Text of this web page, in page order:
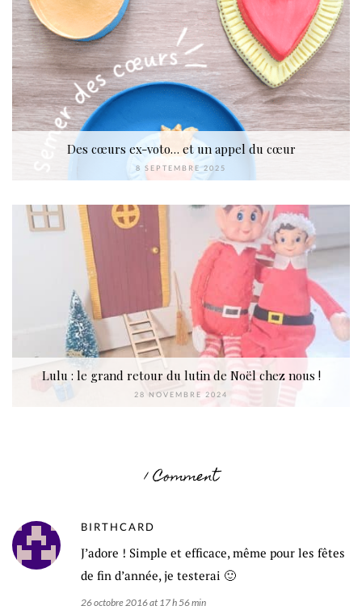
Des cœurs ex-voto… et un appel du cœur
8 SEPTEMBRE 2025
Lulu : le grand retour du lutin de Noël chez nous !
28 NOVEMBRE 2024
1 Comment
BIRTHCARD
J’adore ! Simple et efficace, même pour les fêtes
de fin d’année, je testerai 🙂
26 octobre 2016 at 17 h 56 min